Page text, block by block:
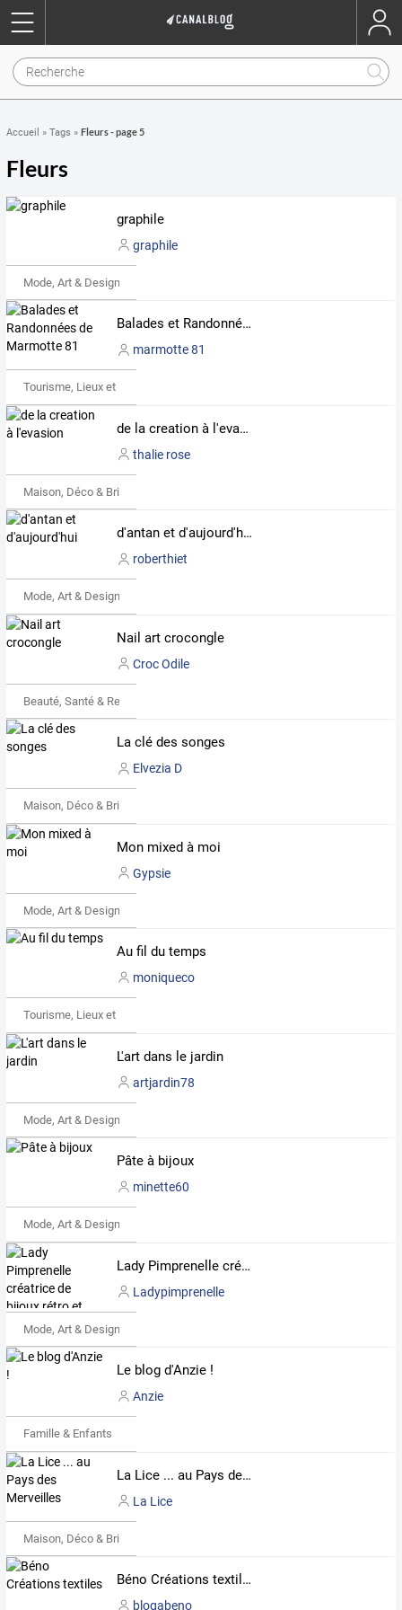
Accueil » Tags » Fleurs - page 5
Fleurs
graphile
graphile
Mode, Art & Design
Balades et Randonnées de Marmotte 81
marmotte 81
Tourisme, Lieux et Événements
de la creation à l'evasion
thalie rose
Maison, Déco & Bricolage
d'antan et d'aujourd'hui
roberthiet
Mode, Art & Design
Nail art crocongle
Croc Odile
Beauté, Santé & Remise en forme
La clé des songes
Elvezia D
Maison, Déco & Bricolage
Mon mixed à moi
Gypsie
Mode, Art & Design
Au fil du temps
moniqueco
Tourisme, Lieux et Événements
L'art dans le jardin
artjardin78
Mode, Art & Design
Pâte à bijoux
minette60
Mode, Art & Design
Lady Pimprenelle créatrice de bijoux rétro et romantiques
Ladypimprenelle
Mode, Art & Design
Le blog d'Anzie !
Anzie
Famille & Enfants
La Lice ... au Pays des Merveilles
La Lice
Maison, Déco & Bricolage
Béno Créations textiles
blogabeno